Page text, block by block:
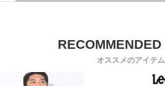
オススメのアイテム